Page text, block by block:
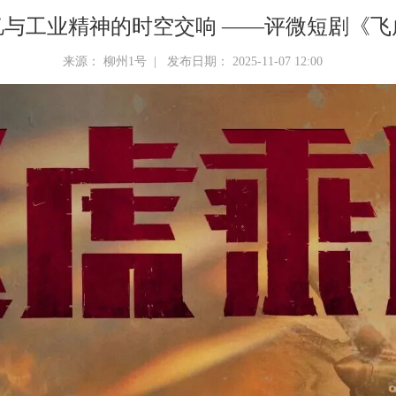
与工业精神的时空交响 ——评微短剧《飞
来源： 柳州1号 | 发布日期： 2025-11-07 12:00